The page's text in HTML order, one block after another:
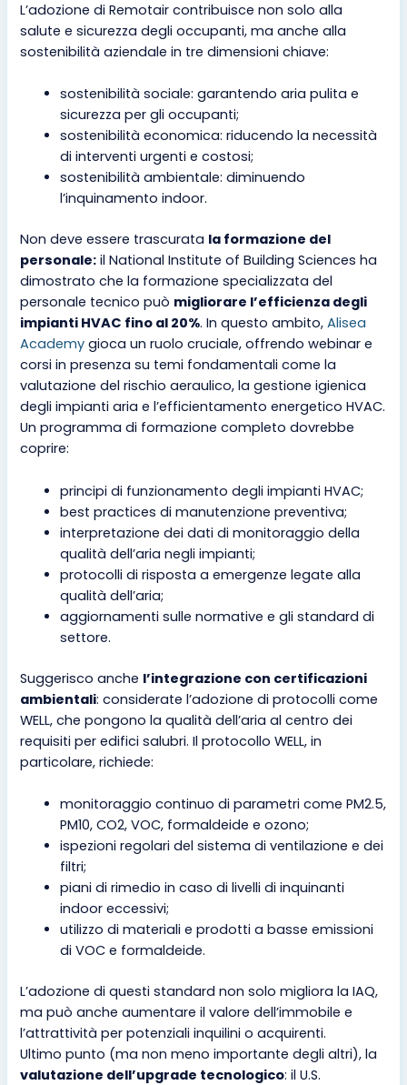
L’adozione di Remotair contribuisce non solo alla
salute e sicurezza degli occupanti, ma anche alla
sostenibilità aziendale in tre dimensioni chiave:
sostenibilità sociale: garantendo aria pulita e
sicurezza per gli occupanti;
sostenibilità economica: riducendo la necessità
di interventi urgenti e costosi;
sostenibilità ambientale: diminuendo
l’inquinamento indoor.
Non deve essere trascurata la formazione del
personale: il National Institute of Building Sciences ha
dimostrato che la formazione specializzata del
personale tecnico può migliorare l’efficienza degli
impianti HVAC fino al 20%. In questo ambito,Alisea
Academy gioca un ruolo cruciale, offrendo webinar e
corsi in presenza su temi fondamentali come la
valutazione del rischio aeraulico, la gestione igienica
degli impianti aria e l’efficientamento energetico HVAC.
Un programma di formazione completo dovrebbe
coprire:
principi di funzionamento degli impianti HVAC;
best practices di manutenzione preventiva;
interpretazione dei dati di monitoraggio della
qualità dell’aria negli impianti;
protocolli di risposta a emergenze legate alla
qualità dell’aria;
aggiornamenti sulle normative e gli standard di
settore.
Suggerisco anche l’integrazione con certificazioni
ambientali: considerate l’adozione di protocolli come
WELL, che pongono la qualità dell’aria al centro dei
requisiti per edifici salubri. Il protocollo WELL, in
particolare, richiede:
monitoraggio continuo di parametri come PM2.5,
PM10, CO2, VOC, formaldeide e ozono;
ispezioni regolari del sistema di ventilazione e dei
filtri;
piani di rimedio in caso di livelli di inquinanti
indoor eccessivi;
utilizzo di materiali e prodotti a basse emissioni
di VOC e formaldeide.
L’adozione di questi standard non solo migliora la IAQ,
ma può anche aumentare il valore dell’immobile e
l’attrattività per potenziali inquilini o acquirenti.
Ultimo punto (ma non meno importante degli altri), la
valutazione dell’upgrade tecnologico: il U.S.